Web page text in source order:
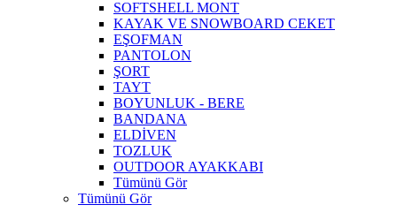
SOFTSHELL MONT
KAYAK VE SNOWBOARD CEKET
EŞOFMAN
PANTOLON
ŞORT
TAYT
BOYUNLUK - BERE
BANDANA
ELDİVEN
TOZLUK
OUTDOOR AYAKKABI
Tümünü Gör
Tümünü Gör